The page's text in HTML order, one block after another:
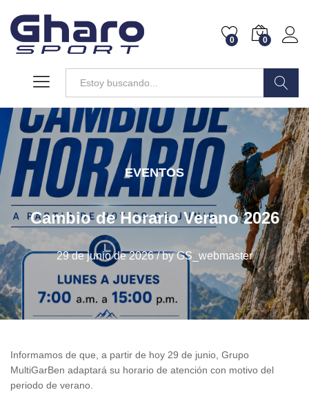
0 0
Buscar
EVENTOS
Cambio de Horario Verano 2026
29 de junio de 2026/byGS_webmaster
Informamos de que, a partir de hoy 29 de junio, Grupo
MultiGarBen adaptará su horario de atención con motivo del
periodo de verano.